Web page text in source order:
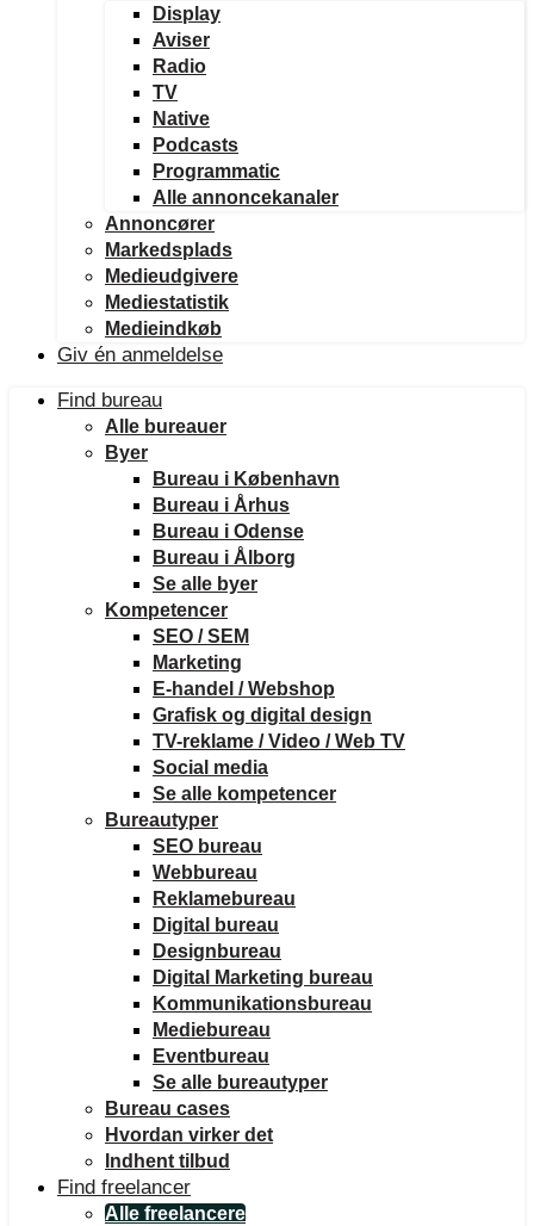
Display
Aviser
Radio
TV
Native
Podcasts
Programmatic
Alle annoncekanaler
Annoncører
Markedsplads
Medieudgivere
Mediestatistik
Medieindkøb
Giv én anmeldelse
Find bureau
Alle bureauer
Byer
Bureau i København
Bureau i Århus
Bureau i Odense
Bureau i Ålborg
Se alle byer
Kompetencer
SEO / SEM
Marketing
E-handel / Webshop
Grafisk og digital design
TV-reklame / Video / Web TV
Social media
Se alle kompetencer
Bureautyper
SEO bureau
Webbureau
Reklamebureau
Digital bureau
Designbureau
Digital Marketing bureau
Kommunikationsbureau
Mediebureau
Eventbureau
Se alle bureautyper
Bureau cases
Hvordan virker det
Indhent tilbud
Find freelancer
Alle freelancere